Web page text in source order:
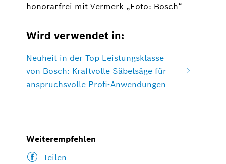
honorarfrei mit Vermerk „Foto: Bosch“
Wird verwendet in:
Neuheit in der Top-Leistungsklasse
von Bosch: Kraftvolle Säbelsäge für
anspruchsvolle Profi-Anwendungen
Weiterempfehlen
Teilen